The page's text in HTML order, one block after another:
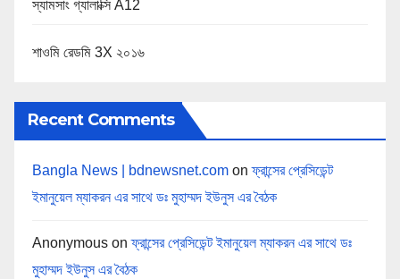
স্যামসাং গ্যালাক্সি A12
শাওমি রেডমি 3X ২০১৬
Recent Comments
Bangla News | bdnewsnet.com onফ্রান্সের প্রেসিডেন্ট
ইমানুয়েল ম্যাকরন এর সাথে ডঃ মুহাম্মদ ইউনুস এর বৈঠক
Anonymous onফ্রান্সের প্রেসিডেন্ট ইমানুয়েল ম্যাকরন এর সাথে ডঃ
মুহাম্মদ ইউনুস এর বৈঠক